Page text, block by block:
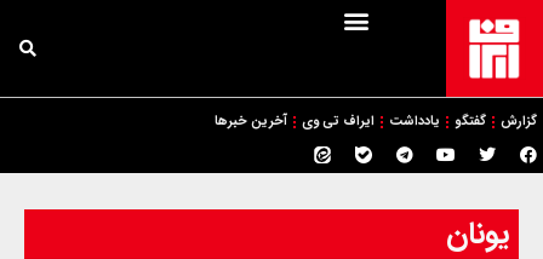
گزارش گفتگو یادداشت ایراف تی وی آخرین خبرها
یونان